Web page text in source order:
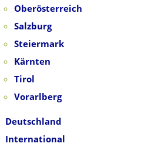
Oberösterreich
Salzburg
Steiermark
Kärnten
Tirol
Vorarlberg
Deutschland
International